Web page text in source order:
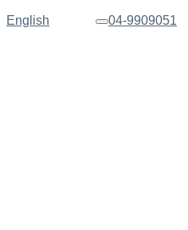
English 04-9909051 תפריט